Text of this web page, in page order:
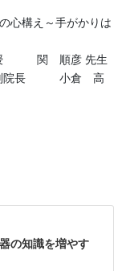
心構え～手がかりは
教授 関 順彦 先生
ー副院長 小倉 高
の知識を増やす